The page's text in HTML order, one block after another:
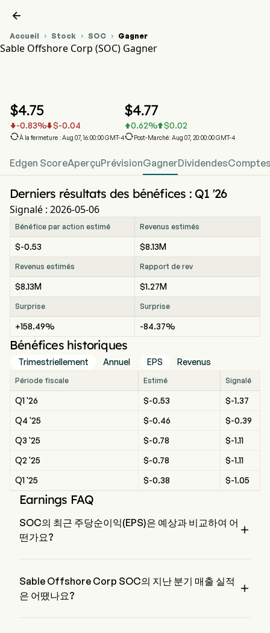

Accueil  Stock  SOC  Gagner
Sable Offshore Corp (SOC) Gagner
$4.75
-0.83% $-0.04
À la fermeture : Aug 07, 16:00:00 GMT-4
$4.77
0.62% $0.02
Post-Marché: Aug 07, 20:00:00 GMT-4
Edgen ScoreAperçuPrévisionGagnerDividendes
Derniers résultats des bénéfices : Q1 '26
Signalé : 2026-05-06
Bénéfice par action estimé Revenus estimés
$-0.53 $8.13M
Revenus estimés Rapport de rev
$8.13M $1.27M
Surprise Surprise
+158.49% -84.37%
Bénéfices historiques
Trimestriellement Annuel EPS Revenus
Période fiscale Estimé Signalé
Q1 '26 $-0.53
$-1.37
Q4 '25
$-0.46
$-0.39
Q3 '25
$-0.78
$-1.11
Q2 '25
$-0.78
$-1.11
Q1 '25
$-0.38 $-1.05
Earnings FAQ
SOC의 최근 주당순이익(EPS)은 예상과 비교하여 어
떤가요?

Sable Offshore Corp SOC의 지난 분기 매출 실적
은 어땠나요?
